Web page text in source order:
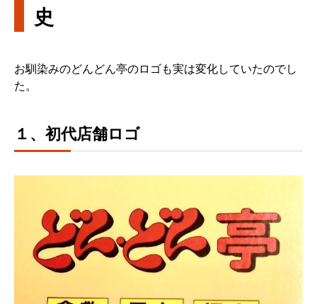
史
お馴染みのどんどん亭のロゴも実は変化していたのでし
た。
１、初代店舗ロゴ